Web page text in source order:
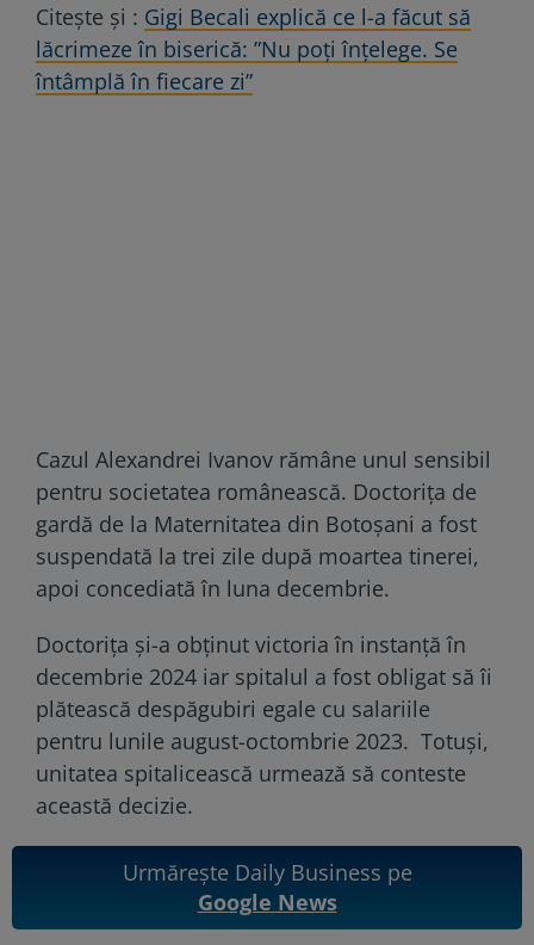
Citește și : Gigi Becali explică ce l-a făcut să
lăcrimeze în biserică: ”Nu poți înțelege. Se
întâmplă în fiecare zi”
Cazul Alexandrei Ivanov rămâne unul sensibil
pentru societatea românească. Doctorița de
gardă de la Maternitatea din Botoșani a fost
suspendată la trei zile după moartea tinerei,
apoi concediată în luna decembrie.
Doctorița și-a obținut victoria în instanță în
decembrie 2024 iar spitalul a fost obligat să îi
plătească despăgubiri egale cu salariile
pentru lunile august-octombrie 2023. Totuși,
unitatea spitalicească urmează să conteste
această decizie.
Urmărește Daily Business pe
Google News